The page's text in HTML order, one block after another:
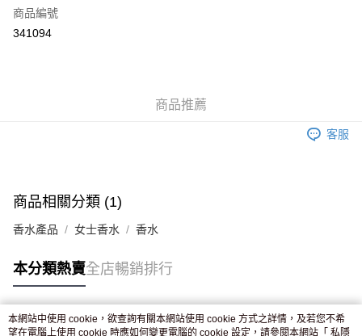
Apple Pay
付款後門市自取，訂單確認後2-4個工作天到店，7天內取。逾期後
商品編號
341094
商品推薦
客服
商品相關分類 (1)
香水產品 女士香水 香水
本分類熱賣全店暢銷排行
熱門標籤
本網站中使用 cookie，欲查詢有關本網站使用 cookie 方式之詳情，及若您不希
望在電腦上使用 cookie 時應如何變更電腦的 cookie 設定，請參閱本網站「 私隱